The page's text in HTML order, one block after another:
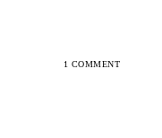
1 COMMENT